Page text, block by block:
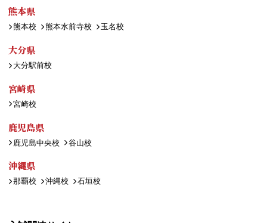
熊本県
熊本校 熊本水前寺校 玉名校
大分県
大分駅前校
宮崎県
宮崎校
鹿児島県
鹿児島中央校 谷山校
沖縄県
那覇校 沖縄校 石垣校